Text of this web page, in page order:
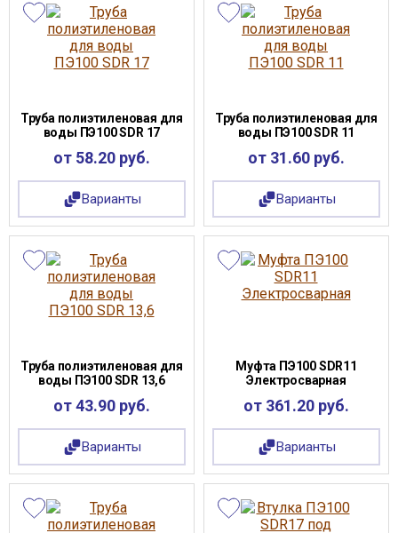
Труба полиэтиленовая для
воды ПЭ100 SDR 17
от 58.20 руб.
Варианты
Труба полиэтиленовая для
воды ПЭ100 SDR 11
от 31.60 руб.
Варианты
Труба полиэтиленовая для
воды ПЭ100 SDR 13,6
от 43.90 руб.
Варианты
Муфта ПЭ100 SDR11
Электросварная
от 361.20 руб.
Варианты